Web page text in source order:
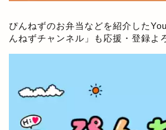
ぴんねずのお弁当などを紹介した
んねずチャンネル 」も応援・登録よ